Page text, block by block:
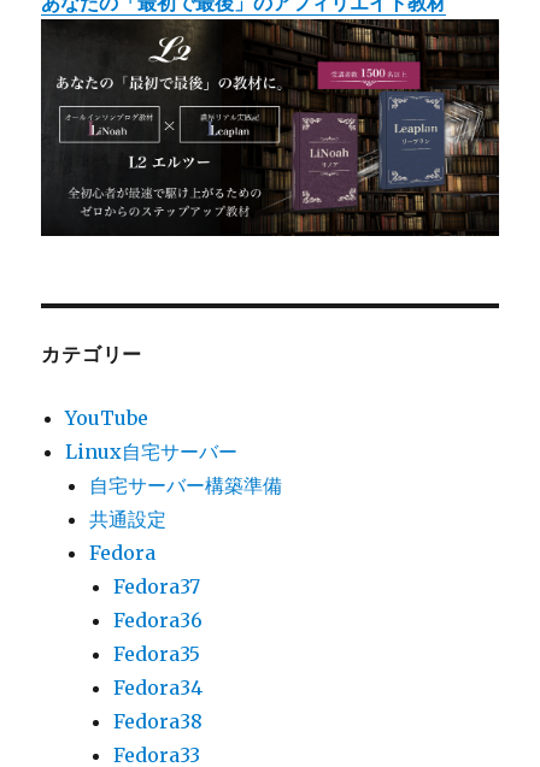
カテゴリー
YouTube
Linux自宅サーバー
自宅サーバー構築準備
共通設定
Fedora
Fedora37
Fedora36
Fedora35
Fedora34
Fedora38
Fedora33